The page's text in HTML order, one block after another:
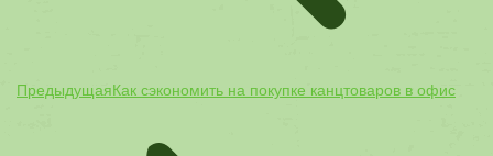
ПредыдущаяПредыдущая
Как сэкономить на покупке канцтоваров в офис